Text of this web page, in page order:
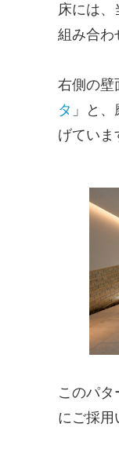
床には、
組み合わ
右側の壁
タ 」と
げていま
このパタ
にご採用